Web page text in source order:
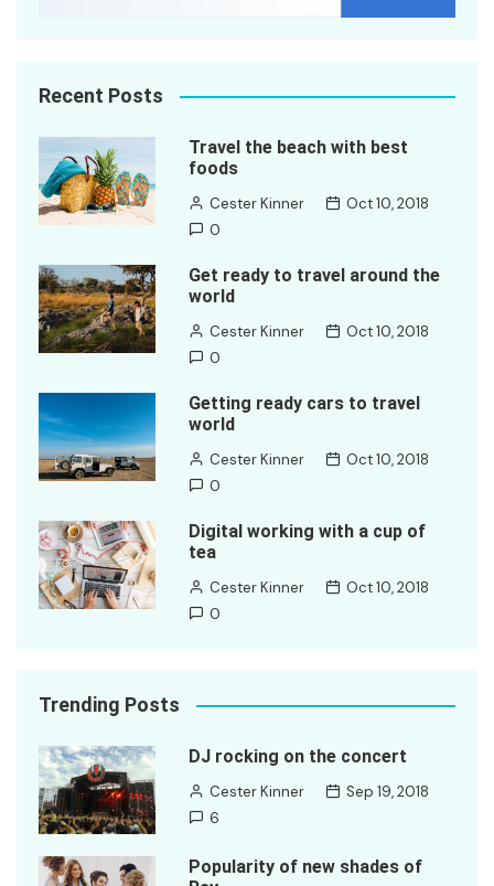
Recent Posts
Travel the beach with best
foods
Cester Kinner
Oct 10, 2018
0
Get ready to travel around the
world
Cester Kinner
Oct 10, 2018
0
Getting ready cars to travel
world
Cester Kinner
Oct 10, 2018
0
Digital working with a cup of
tea
Cester Kinner
Oct 10, 2018
0
Trending Posts
DJ rocking on the concert
Cester Kinner
Sep 19, 2018
6
Popularity of new shades of